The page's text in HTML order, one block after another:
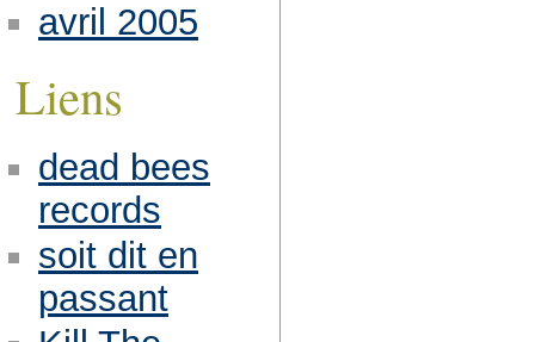
avril 2005
Liens
dead bees
records
soit dit en
passant